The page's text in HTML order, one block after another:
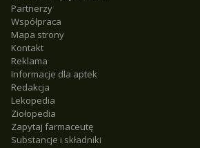
Partnerzy
Współpraca
Mapa strony
Kontakt
Reklama
Informacje dla aptek
Redakcja
Lekopedia
Ziołopedia
Zapytaj farmaceutę
Substancje i składniki